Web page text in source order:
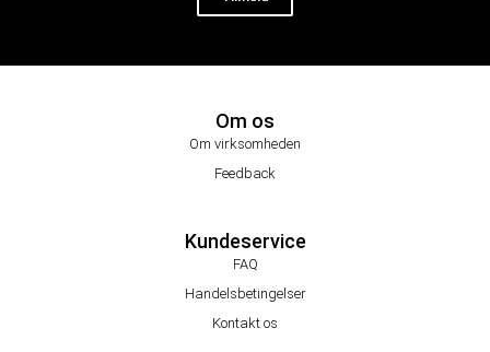
Om os
Om virksomheden
Feedback
Kundeservice
FAQ
Handelsbetingelser
Kontakt os